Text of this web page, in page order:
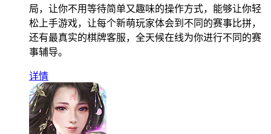
局，让你不用等待简单又趣味的操作方式，能够让你轻
松上手游戏，让每个新萌玩家体会到不同的赛事比拼，
还有最真实的棋牌客服，全天候在线为你进行不同的赛
事辅导。
详情